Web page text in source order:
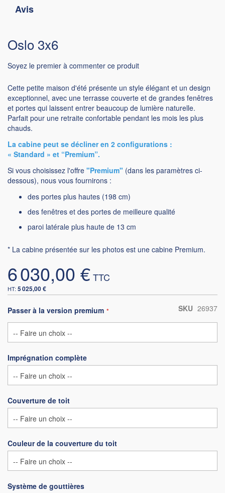
Oslo 3x6
Soyez le premier à commenter ce produit
Cette petite maison d'été présente un style élégant et un design
exceptionnel, avec une terrasse couverte et de grandes fenêtres
et portes qui laissent entrer beaucoup de lumière naturelle.
Parfait pour une retraite confortable pendant les mois les plus
chauds.
La cabine peut se décliner en 2 configurations :
« Standard » et “Premium”.
Si vous choisissez l'offre "Premium" (dans les paramètres ci-
dessous), nous vous fournirons :
des portes plus hautes (198 cm)
des fenêtres et des portes de meilleure qualité
paroi latérale plus haute de 13 cm
* La cabine présentée sur les photos est une cabine Premium.
6 030,00 €
5 025,00 €
SKU 26937
Passer à la version premium
Imprégnation complète
Couverture de toit
Couleur de la couverture du toit
Système de gouttières
Avis